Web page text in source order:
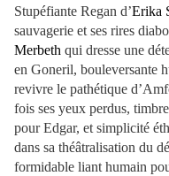
Stupéfiante Regan d’Erika
sauvagerie et ses rires
Merbeth qui dresse une
en Goneril, bouleversante
revivre le pathétique
fois ses yeux perdus,
pour Edgar, et simplicité
dans sa théâtralisation du
formidable liant humain